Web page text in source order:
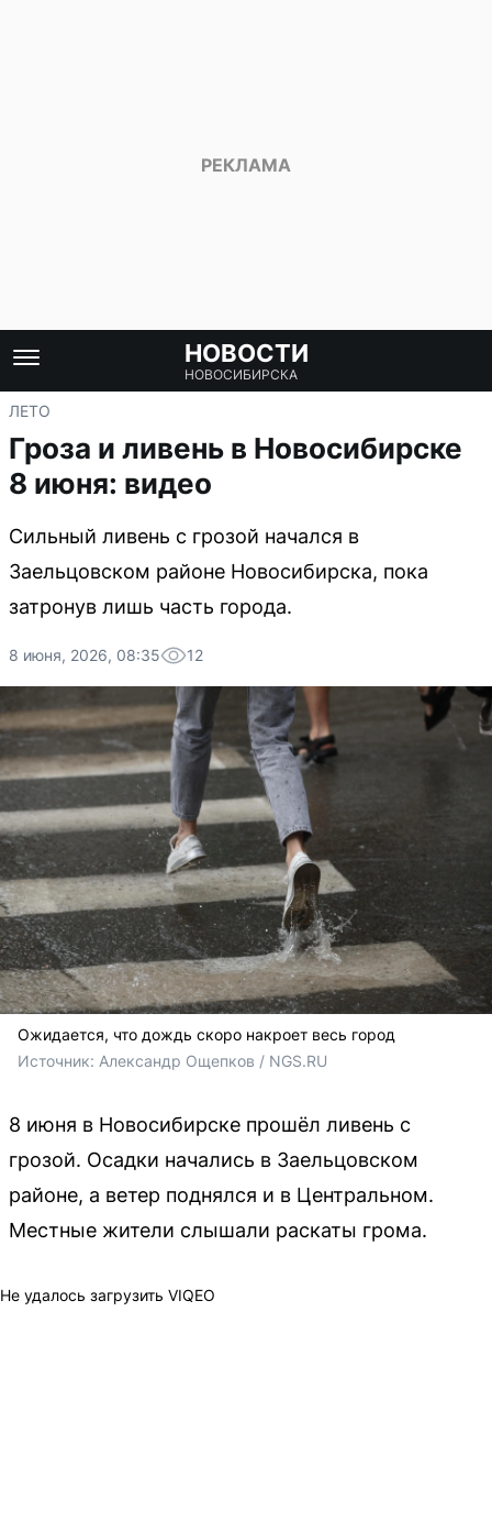
НОВОСТИ
НОВОСИБИРСКА
ЛЕТО
Гроза и ливень в Новосибирске
8 июня: видео
Сильный ливень с грозой начался в
Заельцовском районе Новосибирска, пока
затронув лишь часть города.
8 июня, 2026, 08:35 12
Ожидается, что дождь скоро накроет весь город
Источник: Александр Ощепков / NGS.RU
8 июня в Новосибирске прошёл ливень с
грозой. Осадки начались в Заельцовском
районе, а ветер поднялся и в Центральном.
Местные жители слышали раскаты грома.
Не удалось загрузить VIQEO